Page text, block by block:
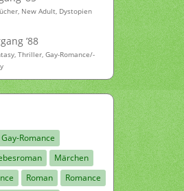
New Adult, Dystopien
’88
Thriller, Gay-Romance/-
Gay-Romance
Märchen
Roman
Romance